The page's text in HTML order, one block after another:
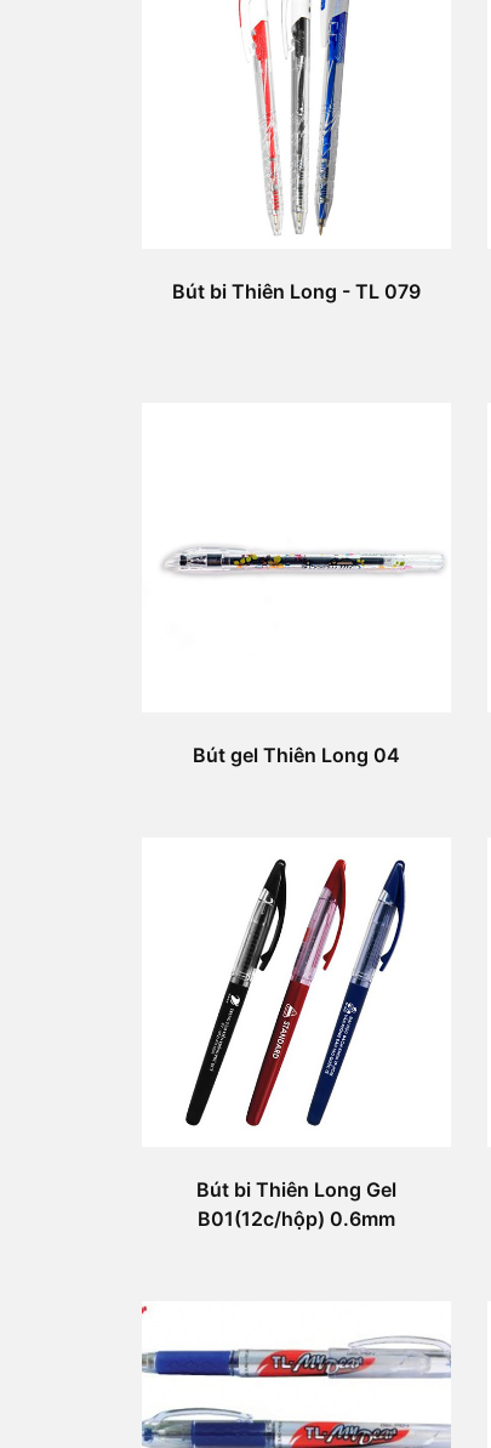
Bút bi Thiên Long - TL 079
Bút gel Thiên Long 04
Bút bi Thiên Long Gel
B01(12c/hộp) 0.6mm